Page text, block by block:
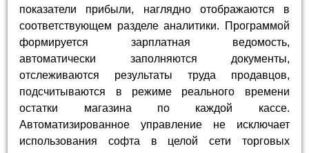
показатели прибыли, наглядно отображаются в
соответствующем разделе аналитики. Программой
формируется зарплатная ведомость,
автоматически заполняются документы,
отслеживаются результаты труда продавцов,
подсчитываются в режиме реального времени
остатки магазина по каждой кассе.
Автоматизированное управление не исключает
использования софта в целой сети торговых